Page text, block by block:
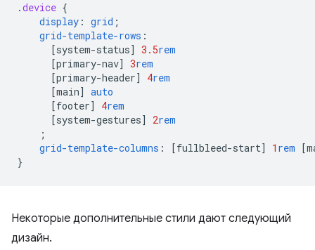
.device {
display : grid ;
grid-template-rows :
[system-status] 3.5rem
[primary-nav] 3rem
[primary-header] 4rem
[main] auto
[footer] 4rem
[system-gestures] 2rem
;
grid-template-columns : [fullbleed-start] 1 rem [
}
Некоторые дополнительные стили дают следующий
дизайн.